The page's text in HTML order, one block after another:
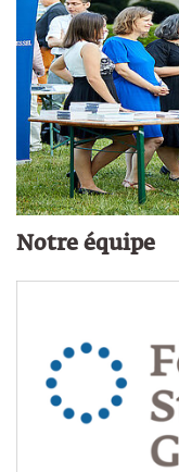
Notre équipe